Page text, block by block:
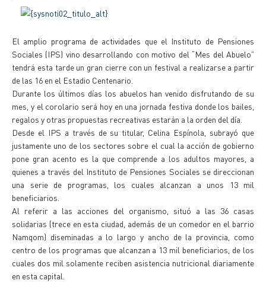
El amplio programa de actividades que el Instituto de Pensiones
Sociales (IPS) vino desarrollando con motivo del “Mes del Abuelo”
tendrá esta tarde un gran cierre con un festival a realizarse a partir
de las 16 en el Estadio Centenario.
Durante los últimos días los abuelos han venido disfrutando de su
mes, y el corolario será hoy en una jornada festiva donde los bailes,
regalos y otras propuestas recreativas estarán a la orden del día.
Desde el IPS a través de su titular, Celina Espínola, subrayó que
justamente uno de los sectores sobre el cual la acción de gobierno
pone gran acento es la que comprende a los adultos mayores, a
quienes a través del Instituto de Pensiones Sociales se direccionan
una serie de programas, los cuales alcanzan a unos 13 mil
beneficiarios.
Al referir a las acciones del organismo, situó a las 36 casas
solidarias (trece en esta ciudad, además de un comedor en el barrio
Namqom) diseminadas a lo largo y ancho de la provincia, como
centro de los programas que alcanzan a 13 mil beneficiarios, de los
cuales dos mil solamente reciben asistencia nutricional diariamente
en esta capital.